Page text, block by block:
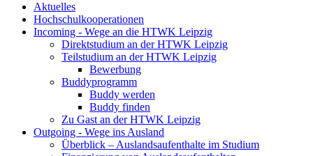
Aktuelles
Hochschulkooperationen
Incoming - Wege an die HTWK Leipzig
Direktstudium an der HTWK Leipzig
Teilstudium an der HTWK Leipzig
Bewerbung
Buddyprogramm
Buddy werden
Buddy finden
Zu Gast an der HTWK Leipzig
Outgoing - Wege ins Ausland
Überblick – Auslandsaufenthalte im Studium